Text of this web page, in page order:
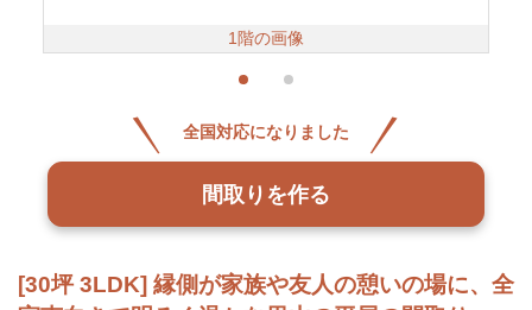
[30坪 3LDK] 縁側が家族や友人の憩いの場に、全
1階の画像
全国対応になりました
間取りを作る